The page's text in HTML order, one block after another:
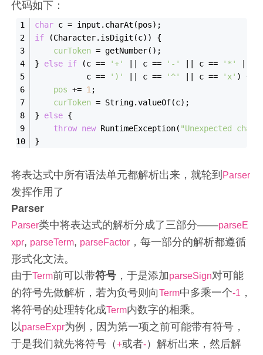
代码如下：
char c = input.charAt(pos);
if (Character.isDigit(c)) {
curToken = getNumber();
} else if (c == '+' || c == '-' || c == '*'
           c ==
')' || c == '^' || c == 'x' ) {
pos += 1 ;
curToken = String.valueOf(c);
} else {
throw new RuntimeException( "Unexpected
}
将表达式中所有语法单元都解析出来，就轮到 Parser
发挥作用了
Parser
Parser类中将表达式的解析分成了三部分——parseE
xpr, parseTerm, parseFactor ，每一部分的解析都遵循
形式化文法。
由于Term前可以带符号 ，于是添加parseSign对可能
的符号先做解析，若为负号则向Term中多乘一个-1 ，
将符号的处理转化成Term内数字的相乘。
以parseExpr为例，因为第一项之前可能带有符号，
于是我们就先将符号（+或者-）解析出来，然后解